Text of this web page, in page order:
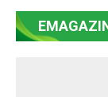
mạnh mẽ,
minh bạch